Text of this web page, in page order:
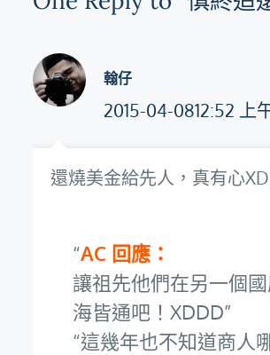
翰仔
2015-04-0812:52 上
還燒美金給先人，真有心
AC 回應：
讓祖先他們在另一個
海皆通吧！XDDD
這幾年也不知道商人